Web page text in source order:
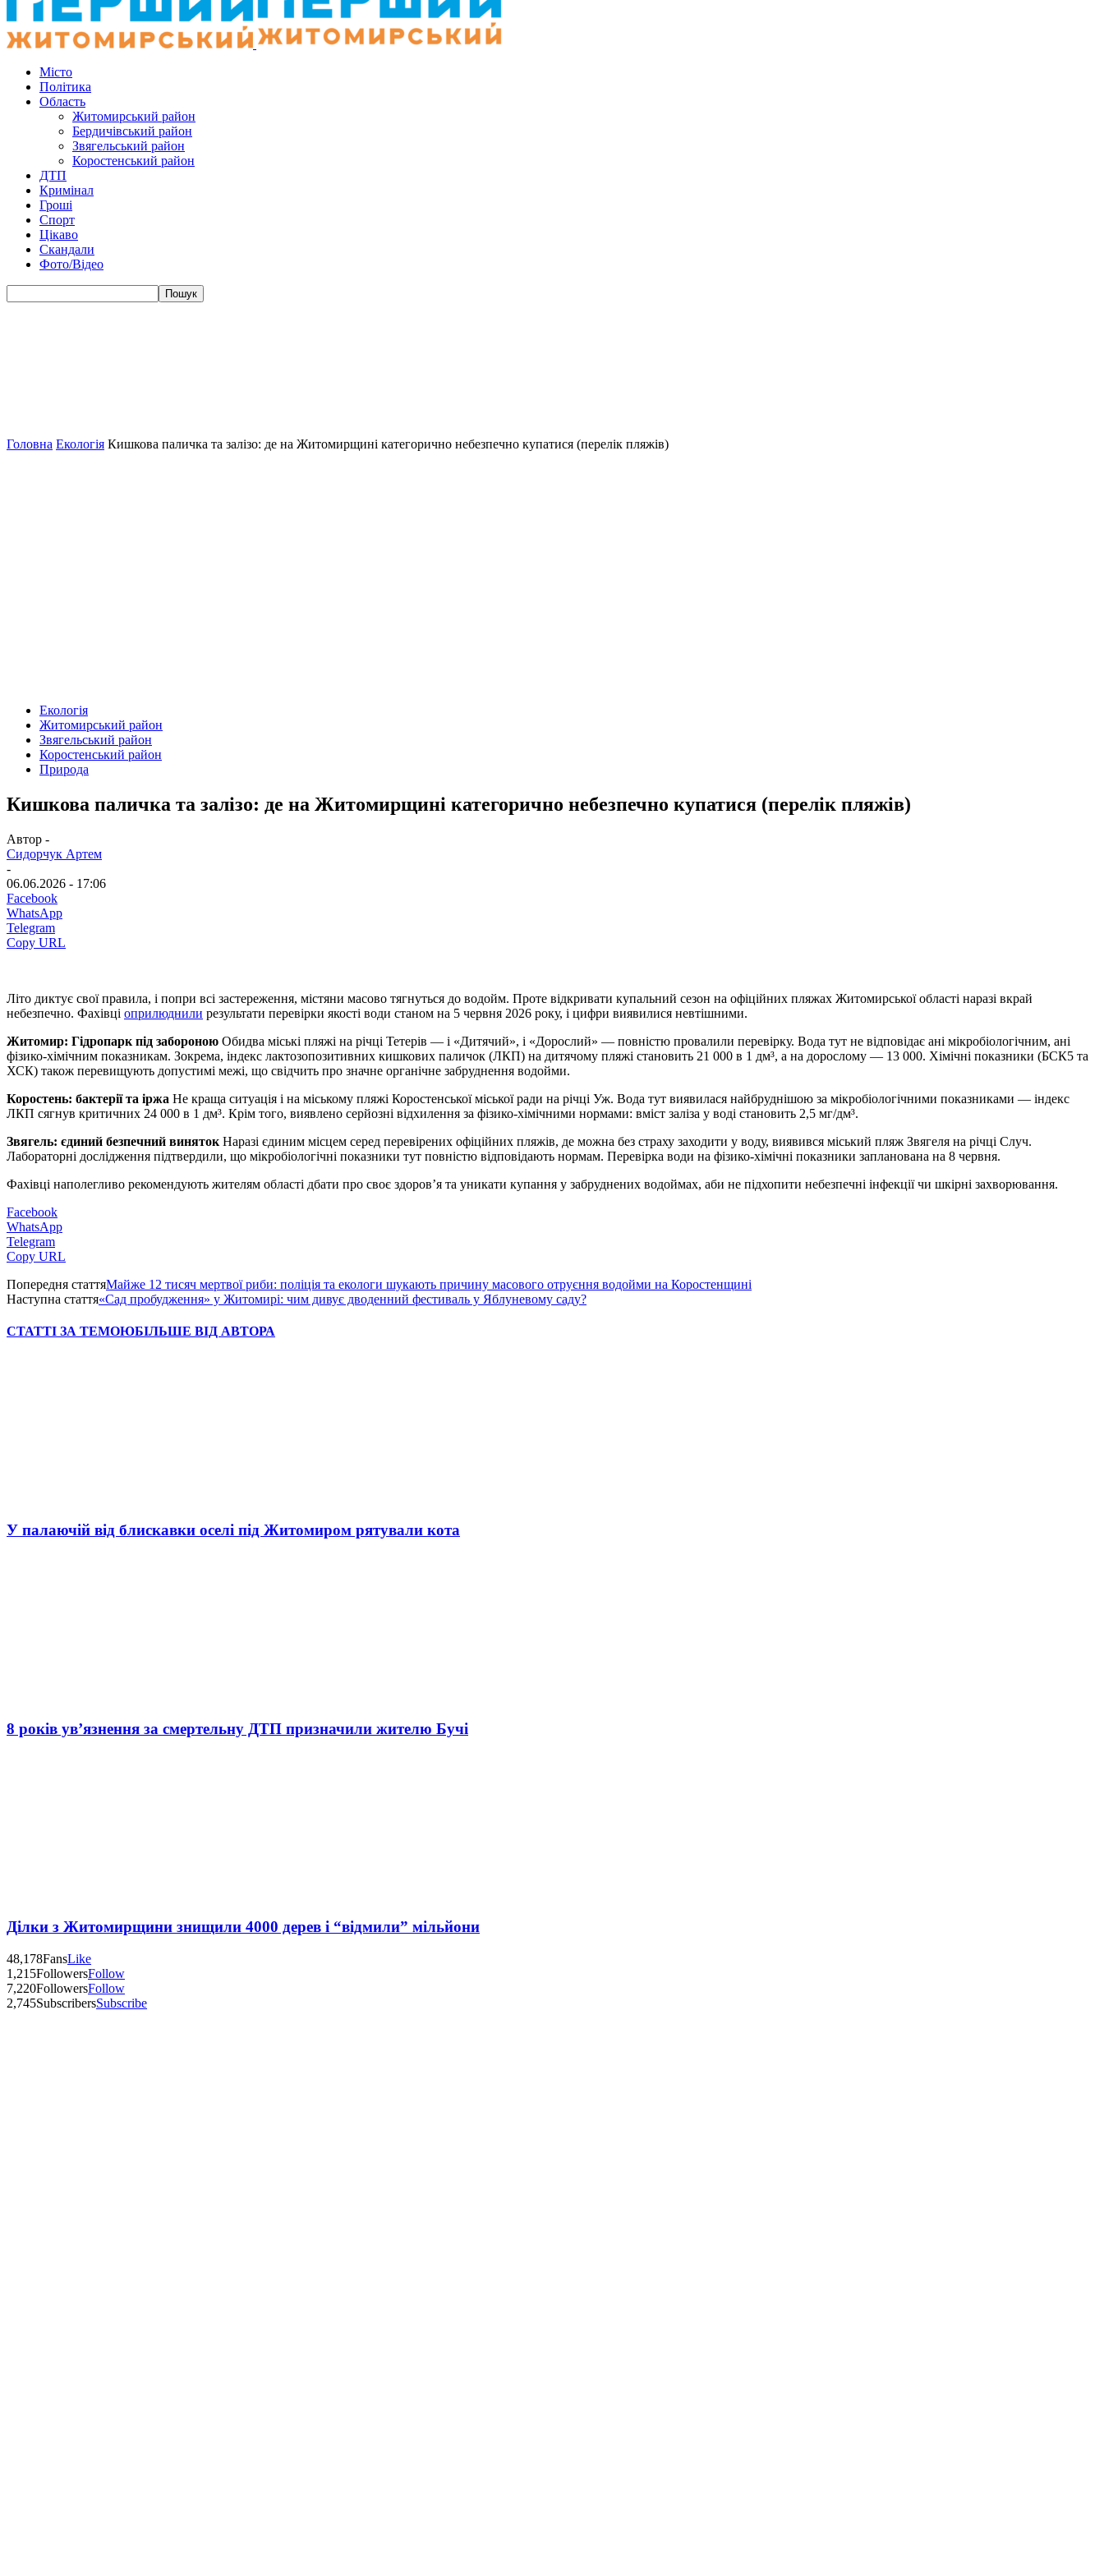
Місто
Політика
Область
Житомирський район
Бердичівський район
Звягельський район
Коростенський район
ДТП
Кримінал
Гроші
Спорт
Цікаво
Скандали
Фото/Відео
Головна Екологія Кишкова паличка та залізо: де на Житомирщині категорично небезпечно купатися (перелік пляжів)
Екологія
Житомирський район
Звягельський район
Коростенський район
Природа
Кишкова паличка та залізо: де на Житомирщині категорично небезпечно купатися (перелік пляжів)
Автор -
Сидорчук Артем
-
06.06.2026 - 17:06
Facebook
WhatsApp
Telegram
Copy URL
Літо диктує свої правила, і попри всі застереження, містяни масово тягнуться до водойм. Проте відкривати купальний сезон на офіційних пляжах Житомирської області наразі вкрай
небезпечно. Фахівці оприлюднили результати перевірки якості води станом на 5 червня 2026 року, і цифри виявилися невтішними.
Житомир: Гідропарк під забороною Обидва міські пляжі на річці Тетерів — і «Дитячий», і «Дорослий» — повністю провалили перевірку. Вода тут не відповідає ані мікробіологічним, ані
фізико-хімічним показникам. Зокрема, індекс лактозопозитивних кишкових паличок (ЛКП) на дитячому пляжі становить 21 000 в 1 дм³, а на дорослому — 13 000. Хімічні показники (БСК5 та
ХСК) також перевищують допустимі межі, що свідчить про значне органічне забруднення водойми.
Коростень: бактерії та іржа Не краща ситуація і на міському пляжі Коростенської міської ради на річці Уж. Вода тут виявилася найбруднішою за мікробіологічними показниками — індекс
ЛКП сягнув критичних 24 000 в 1 дм³. Крім того, виявлено серйозні відхилення за фізико-хімічними нормами: вміст заліза у воді становить 2,5 мг/дм³.
Звягель: єдиний безпечний виняток Наразі єдиним місцем серед перевірених офіційних пляжів, де можна без страху заходити у воду, виявився міський пляж Звягеля на річці Случ.
Лабораторні дослідження підтвердили, що мікробіологічні показники тут повністю відповідають нормам. Перевірка води на фізико-хімічні показники запланована на 8 червня.
Фахівці наполегливо рекомендують жителям області дбати про своє здоров’я та уникати купання у забруднених водоймах, аби не підхопити небезпечні інфекції чи шкірні захворювання.
Facebook
WhatsApp
Telegram
Copy URL
Попередня статтяМайже 12 тисяч мертвої риби: поліція та екологи шукають причину масового отруєння водойми на Коростенщині
Наступна стаття«Сад пробудження» у Житомирі: чим дивує дводенний фестиваль у Яблуневому саду?
СТАТТІ ЗА ТЕМОЮБІЛЬШЕ ВІД АВТОРА
У палаючій від блискавки оселі під Житомиром рятували кота
8 років ув’язнення за смертельну ДТП призначили жителю Бучі
Ділки з Житомирщини знищили 4000 дерев і “відмили” мільйони
48,178FansLike
1,215FollowersFollow
7,220FollowersFollow
2,745SubscribersSubscribe